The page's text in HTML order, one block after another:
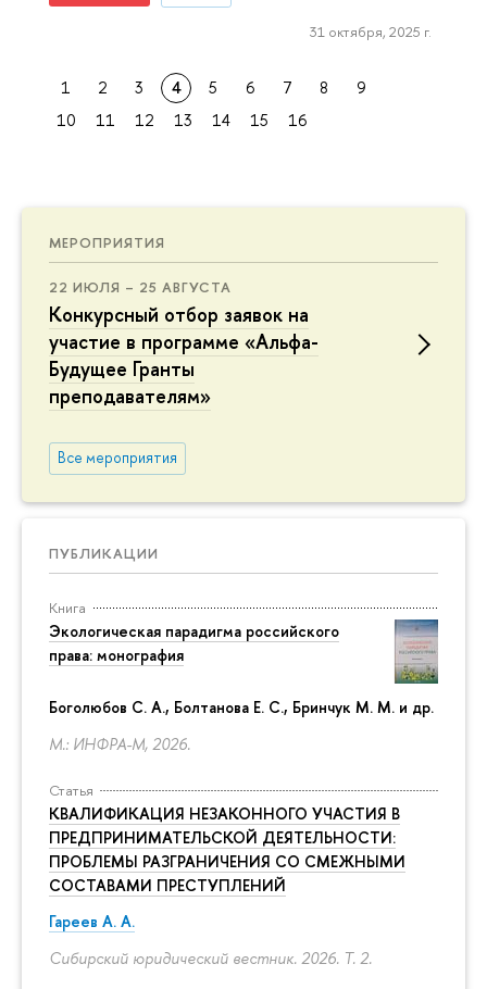
МЕРОПРИЯТИЯ
22 ИЮЛЯ – 25 АВГУСТА
Конкурсный отбор заявок на
участие в программе «Альфа-
Будущее Гранты
преподавателям»
Все мероприятия
ПУБЛИКАЦИИ
Книга
Экологическая парадигма российского
права: монография
Боголюбов С. А., Болтанова Е. С., Бринчук М. М. и др.
М.: ИНФРА-М, 2026.
Статья
КВАЛИФИКАЦИЯ НЕЗАКОННОГО УЧАСТИЯ В
ПРЕДПРИНИМАТЕЛЬСКОЙ ДЕЯТЕЛЬНОСТИ:
ПРОБЛЕМЫ РАЗГРАНИЧЕНИЯ СО СМЕЖНЫМИ
СОСТАВАМИ ПРЕСТУПЛЕНИЙ
Гареев А. А.
Сибирский юридический вестник. 2026. Т. 2.
31 октября, 2025 г.
1 2 3 4 5 6 7 8
9
10
11 12 13 14 15 16